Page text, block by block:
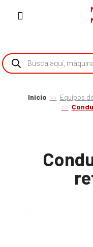
Inicio
Equipos